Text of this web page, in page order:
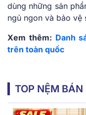
dùng những sản
ngủ ngon và bảo vệ
Xem thêm: Danh
trên toàn quốc
TOP NỆM